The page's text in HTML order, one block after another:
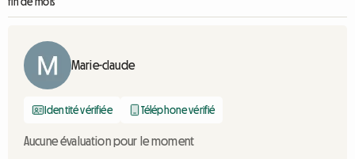
Marie-claude
Identité vérifiée Téléphone vérifié
Aucune évaluation pour le moment